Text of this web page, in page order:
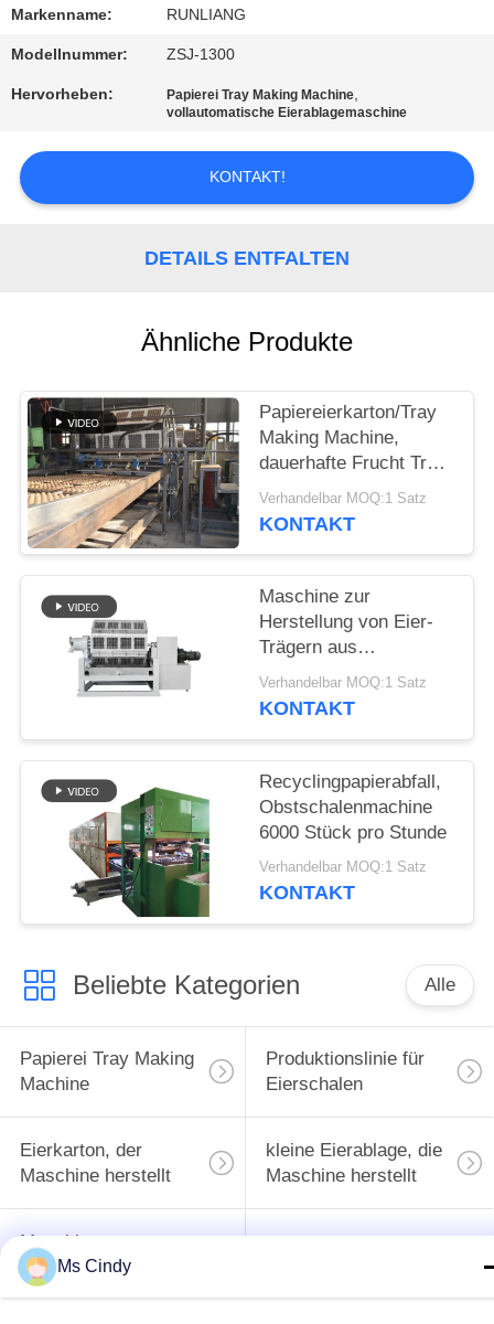
NACHRICHTEN
ALLE
REFERENZEN
DATENSCHUTZRICHTLINIE
Markenname: RUNLIANG
Modellnummer: ZSJ-1300
Hervorheben: Papierei Tray Making Machine,
vollautomatische Eierablagemaschine
KONTAKT!
DETAILS ENTFALTEN
Ähnliche Produkte
Papiereierkarton/Tray
Making Machine,
dauerhafte Frucht Tray
Making Machine
Verhandelbar MOQ:1 Satz
KONTAKT
Maschine zur
Herstellung von Eier-
Trägern aus
recyceltem Papierabfall
mit einer Kapazität von
Verhandelbar MOQ:1 Satz
KONTAKT
Recyclingpapierabfall,
Obstschalenmachine
6000 Stück pro Stunde
Verhandelbar MOQ:1 Satz
KONTAKT
Beliebte Kategorien Alle
Papierei Tray Making
Machine
Produktionslinie für
Eierschalen
Eierkarton, der
Maschine herstellt
kleine Eierablage, die
Maschine herstellt
Maschine zur
Herstellung von
Eierschalen
Ms Cindy